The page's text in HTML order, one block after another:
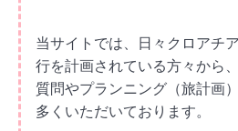
当サイトでは、日々クロアチ
行を計画されている方々から、
質問やプランニング（旅計画
多くいただいております。